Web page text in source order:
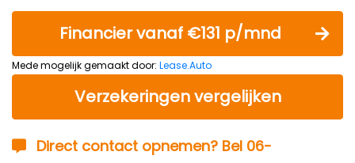
Financier vanaf €131 p/mnd
Mede mogelijk gemaakt door: Lease.Auto
Verzekeringen vergelijken
Direct contact opnemen? Bel 06-